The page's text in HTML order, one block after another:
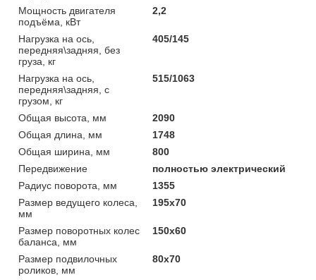
Мощность двигателя
подъёма, кВт
2,2
Нагрузка на ось,
передняя\задняя, без
груза, кг
405/145
Нагрузка на ось,
передняя\задняя, с
грузом, кг
515/1063
Общая высота, мм
2090
Общая длина, мм
1748
Общая ширина, мм
800
Передвижение
полностью электрический
Радиус поворота, мм
1355
Размер ведущего колеса,
мм
195х70
Размер поворотных колес
баланса, мм
150х60
Размер подвилочных
роликов, мм
80х70